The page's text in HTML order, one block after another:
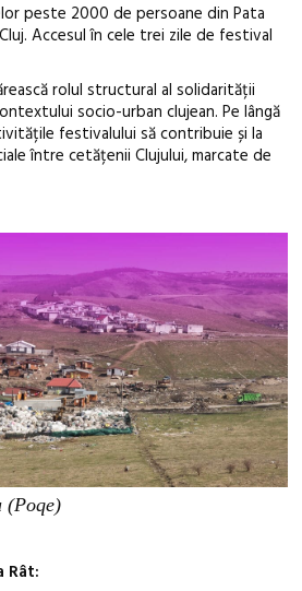
peste 2000 de persoane din Pata
Accesul în cele trei zile de festival
rolul structural al solidarității
socio-urban clujean. Pe lângă
festivalului să contribuie și la
între cetățenii Clujului, marcate de
(Poqe)
Rât: